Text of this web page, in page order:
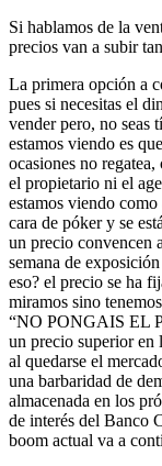
Si hablamos de la
precios van a subir
La primera opción a
pues si necesitas el
vender pero, no seas
estamos viendo es
ocasiones no
el propietario ni el
estamos viendo
cara de póker y se
un precio convencen
semana de
eso? el precio se ha
miramos sino
“NO PONGAIS EL
un precio superior en
al quedarse el
una barbaridad de
almacenada en los
de interés del Banco
boom actual va a